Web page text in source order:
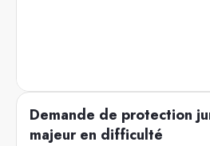
Demande de protection
majeur en difficulté